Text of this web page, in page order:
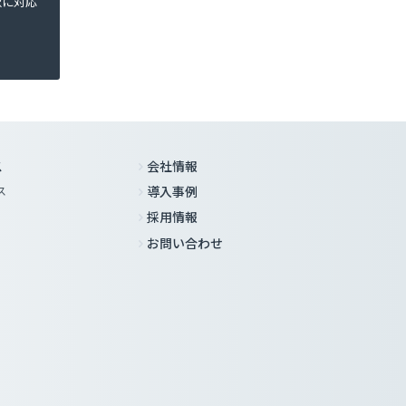
会社情報
導入事例
採用情報
お問い合わせ